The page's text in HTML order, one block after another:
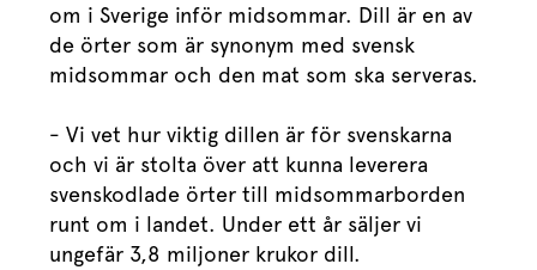
För restaurang &
om i Sverige inför midsommar. Dill är en av
de örter som är synonym med svensk
midsommar och den mat som ska serveras.
- Vi vet hur viktig dillen är för svenskarna
och vi är stolta över att kunna leverera
svenskodlade örter till midsommarborden
runt om i landet. Under ett år säljer vi
ungefär 3,8 miljoner krukor dill.